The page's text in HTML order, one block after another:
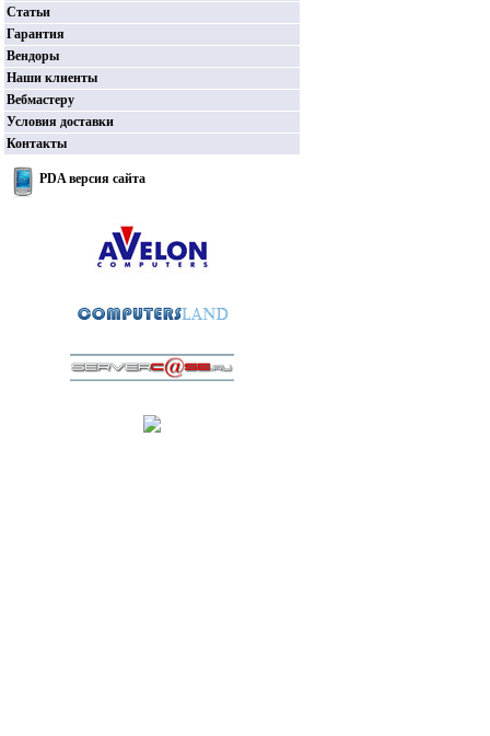
Статьи
Гарантия
Вендоры
Наши клиенты
Вебмастеру
Условия доставки
Контакты
PDA версия сайта